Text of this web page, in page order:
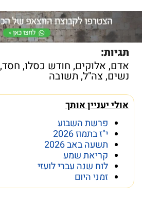
תגיות:
אדם, אלוקים, חודש כסלו, חסד,
נשים, צה"ל, תשובה
אולי יעניין אותך
פרשת השבוע
י"ז בתמוז 2026
תשעה באב 2026
קריאת שמע
לוח שנה עברי לועזי
זמני היום